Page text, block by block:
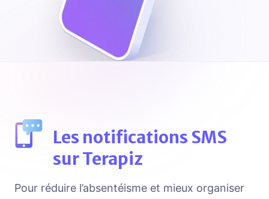
Les notifications SMS
sur Terapiz
Pour réduire l’absentéisme et mieux organiser